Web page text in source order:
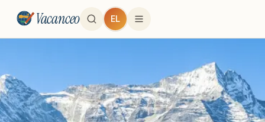
Vacanceo EL